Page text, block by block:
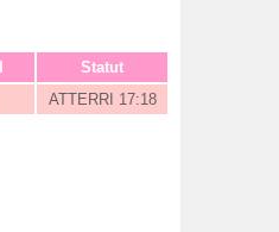
Statut
ATTERRI 17:18